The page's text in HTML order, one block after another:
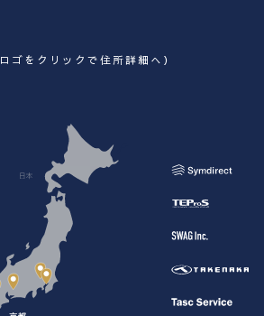
ゴをクリックで住所詳細へ）